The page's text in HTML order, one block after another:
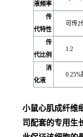
液频率
传
代特性
可传2
传
代比例
1:2
消
化液
小鼠心肌成纤维
司配套的专用生